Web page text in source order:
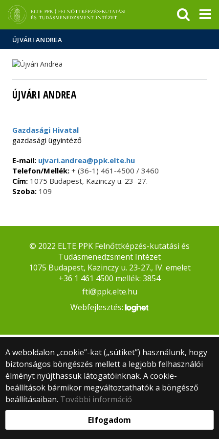
Hírek
Események
ELTE a
sajtóban
ÚJVÁRI ANDREA
ÚJVÁRI ANDREA
Gazdasági Hivatal
gazdasági ügyintéző
E-mail: ujvari.andrea@ppk.elte.hu
Telefon/Mellék: + (36-1) 461-4500 / 3460
Cím: 1075 Budapest, Kazinczy u. 23–27.
Szoba: 109
A weboldalon „cookie”-kat („sütiket”) használunk, hogy
biztonságos böngészés mellett a legjobb felhasználói
élményt nyújthassuk látogatóinknak. A cookie-
beállítások bármikor megváltoztathatók a böngésző
beállításaiban. További információ
Elfogadom
© 2022 ELTE PPK Felnőttképzés-kutatási és
Tudásmenedzsment Intézet
1075 Budapest, Kazinczy u. 23-27., IV. emelet
+36 1 461 4500 mellék: 3854
fti@ppk.elte.hu
Webfejlesztés: